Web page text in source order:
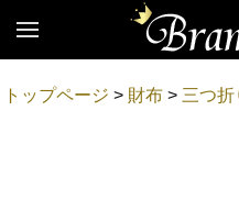
トップページ > 財布 > 三つ